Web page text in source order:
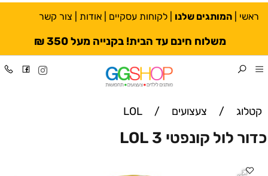
ראשי המותגים שלנו לקוחות עסקיים אודות צור קשר
משלוח חינם עד הבית! בקנייה מעל 350 ₪
קטלוג / צעצועים /
LOL
כדור לול קונפטי 3 LOL